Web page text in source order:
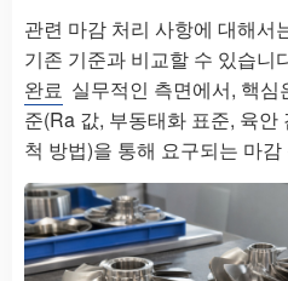
관련 마감 처리 사항에 대해서
기존 기준과 비교할 수 있습니
완료 실무적인 측면에서, 핵
준(Ra 값, 부동태화 표준, 육안
척 방법)을 통해 요구되는 마